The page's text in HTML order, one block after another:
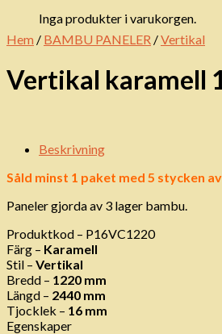
Inga produkter i varukorgen.
Hem / BAMBU PANELER /Vertikal
Vertikal karamell
Beskrivning
Såld minst 1 paket med 5 stycken
Paneler gjorda av 3 lager bambu.
Produktkod – P16VC1220
Färg – Karamell
Stil – Vertikal
Bredd – 1220 mm
Längd – 2440 mm
Tjocklek – 16 mm
Egenskaper